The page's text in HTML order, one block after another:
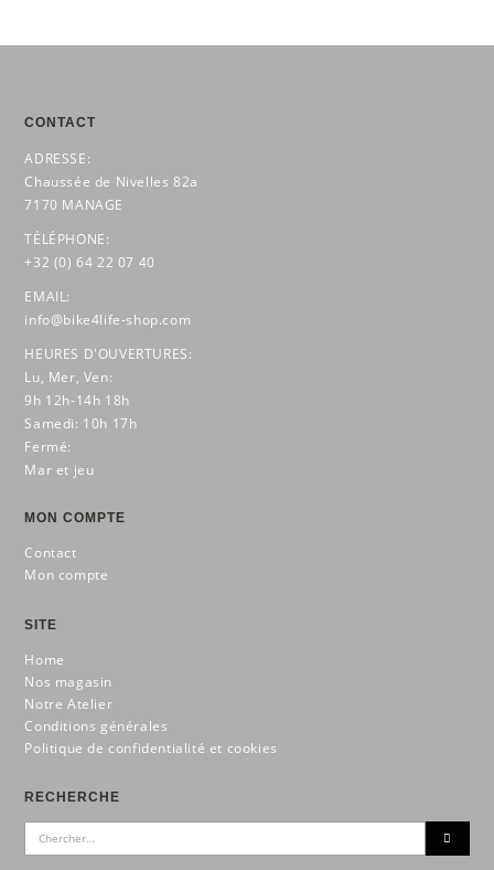
CONTACT
ADRESSE:
Chaussée de Nivelles 82a
7170 MANAGE
TÉLÉPHONE:
+32 (0) 64 22 07 40
EMAIL:
info@bike4life-shop.com
HEURES D'OUVERTURES:
Lu, Mer, Ven:
9h 12h-14h 18h
Samedi: 10h 17h
Fermé:
Mar et jeu
MON COMPTE
Contact
Mon compte
SITE
Home
Nos magasin
Notre Atelier
Conditions générales
Politique de confidentialité et cookies
RECHERCHE